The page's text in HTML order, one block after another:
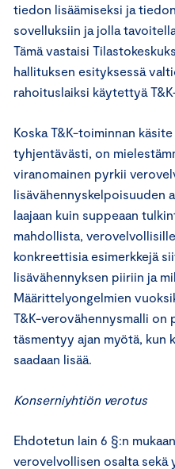
tiedon lisäämiseksi ja
sovelluksiin ja jolla
Tämä vastaisi
hallituksen esityksessä
rahoituslaiksi käytettyä
Koska T&K-toiminnan
tyhjentävästi, on
viranomainen pyrkii
lisävähennyskelpoisuuden
laajaan kuin suppeaan
mahdollista,
konkreettisia esimerkkejä
lisävähennyksen piiriin ja
Määrittelyongelmien
T&K-verovähennysmalli on
täsmentyy ajan myötä, kun
saadaan lisää.
Konserniyhtiön verotus
Ehdotetun lain 6 §:n
verovelvollisen osalta sekä